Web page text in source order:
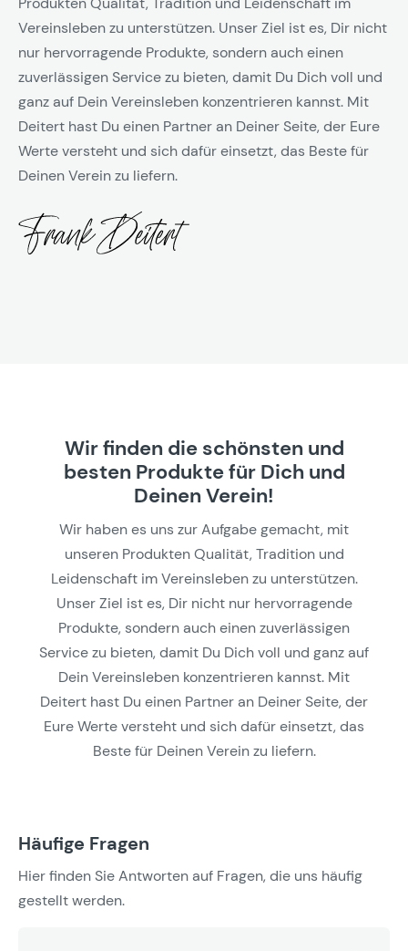
Vereinsleben zu unterstützen. Unser Ziel ist es, Dir nicht
nur hervorragende Produkte, sondern auch einen
zuverlässigen Service zu bieten, damit Du Dich voll und
ganz auf Dein Vereinsleben konzentrieren kannst. Mit
Deitert hast Du einen Partner an Deiner Seite, der Eure
Werte versteht und sich dafür einsetzt, das Beste für
Deinen Verein zu liefern.
Wir finden die schönsten und
besten Produkte für Dich und
Deinen Verein!
Wir haben es uns zur Aufgabe gemacht, mit
unseren Produkten Qualität, Tradition und
Leidenschaft im Vereinsleben zu unterstützen.
Unser Ziel ist es, Dir nicht nur hervorragende
Produkte, sondern auch einen zuverlässigen
Service zu bieten, damit Du Dich voll und ganz auf
Dein Vereinsleben konzentrieren kannst. Mit
Deitert hast Du einen Partner an Deiner Seite, der
Eure Werte versteht und sich dafür einsetzt, das
Beste für Deinen Verein zu liefern.
Häufige Fragen
Hier finden Sie Antworten auf Fragen, die uns häufig
gestellt werden.